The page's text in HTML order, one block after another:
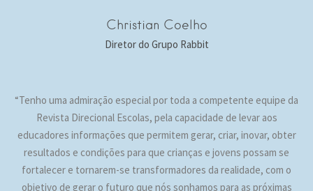
Christian Coelho
Diretor do Grupo Rabbit
“Tenho uma admiração especial por toda a competente equipe da
Revista Direcional Escolas, pela capacidade de levar aos
educadores informações que permitem gerar, criar, inovar, obter
resultados e condições para que crianças e jovens possam se
fortalecer e tornarem-se transformadores da realidade, com o
objetivo de gerar o futuro que nós sonhamos para as próximas